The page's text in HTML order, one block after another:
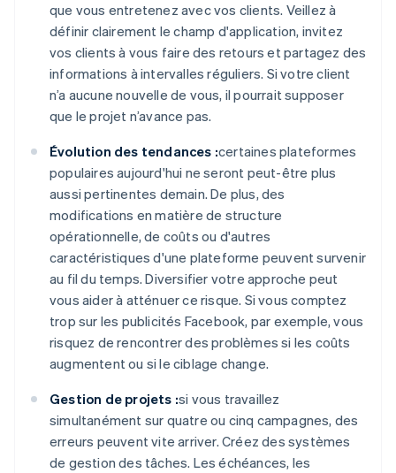
que vous entretenez avec vos clients. Veillez à
définir clairement le champ d'application, invitez
vos clients à vous faire des retours et partagez des
informations à intervalles réguliers. Si votre client
n’a aucune nouvelle de vous, il pourrait supposer
que le projet n’avance pas.
Évolution des tendances :certaines plateformes
populaires aujourd'hui ne seront peut-être plus
aussi pertinentes demain. De plus, des
modifications en matière de structure
opérationnelle, de coûts ou d'autres
caractéristiques d'une plateforme peuvent survenir
au fil du temps. Diversifier votre approche peut
vous aider à atténuer ce risque. Si vous comptez
trop sur les publicités Facebook, par exemple, vous
risquez de rencontrer des problèmes si les coûts
augmentent ou si le ciblage change.
Gestion de projets :si vous travaillez
simultanément sur quatre ou cinq campagnes, des
erreurs peuvent vite arriver. Créez des systèmes
de gestion des tâches. Les échéances, les